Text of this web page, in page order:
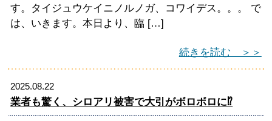
す。タイジュウケイニノルノガ、コワイデス。。。 で
は、いきます。本日より、臨 […]
続きを読む ＞＞
2025.08.22
業者も驚く、シロアリ被害で大引がボロボロに⁉